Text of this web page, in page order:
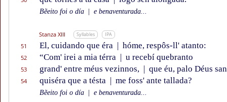
Bẽeito foi o día e benaventurada...
Stanza XIII Syllables IPA
51 El, cuidando que éra | hóme, respôs-ll' atanto:
52 “Com' irei a mia térra | u recebí quebranto
53 grand' entre méus vezinnos, | que éu, palo Déus
54 quiséra que a tésta | me foss' ante tallada?
Bẽeito foi o día e benaventurada...